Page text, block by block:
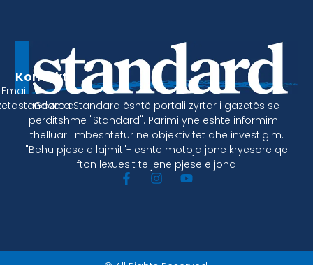
Gazeta Standard është portali zyrtar i gazetës se
përditshme "Standard". Parimi ynë është informimi i
thelluar i mbeshtetur ne objektivitet dhe investigim.
"Behu pjese e lajmit"- eshte motoja jone kryesore qe
fton lexuesit te jene pjese e jona
Kontakt
Email: